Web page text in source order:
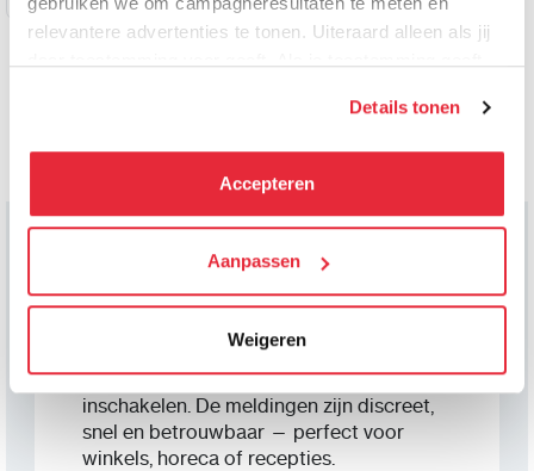
relevantere advertenties te tonen. Uiteraard alleen als jij
kunnen deze gegevens combineren met informatie die zij
kunt alle cookies accepteren, alleen noodzakelijke
We werken samen met21 derden
die uw gegevens
kunnen ontvangen en verwerken.
Details tonen
Accepteren
Aanpassen
Weigeren
Onopvallend alarm bij dreiging.
Met een stille noodknop voor onder de
balie of toonbank kan personeel bij
noodsituaties razendsnel hulp
inschakelen. De meldingen zijn discreet,
snel en betrouwbaar — perfect voor
winkels, horeca of recepties.